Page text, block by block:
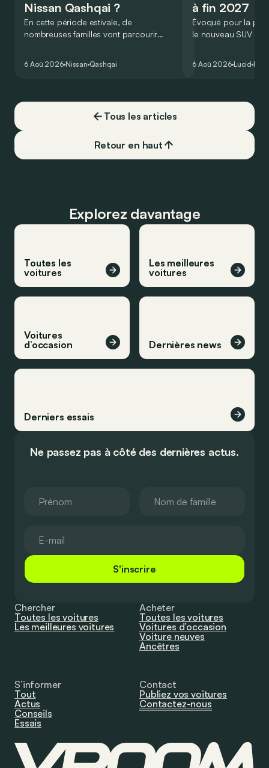
Nissan Qashqai ?
En cette période estivale, de
nombreuses familles vont parcourir
Qashqai e-Power, il serait possible de
6 Aoû 2026 Nissan Qashqai
à fin 2027
Évoqué pour la
le nouveau SUV
l’année 2026.
6 Aoû 2026 Lucid
Tous les articles
Retour en haut
Explorez davantage
Toutes les
voitures
Les meilleures
voitures
Voitures
d’occasion
Dernières news
Derniers essais
Ne passez pas à côté des dernières actus.
S'inscrire
Chercher
Toutes les voitures
Les meilleures voitures
Acheter
Toutes les voitures
Voitures d’occasion
Voiture neuves
Ancêtres
S’informer
Tout
Actus
Conseils
Essais
Contact
Publiez vos voitures
Contactez-nous